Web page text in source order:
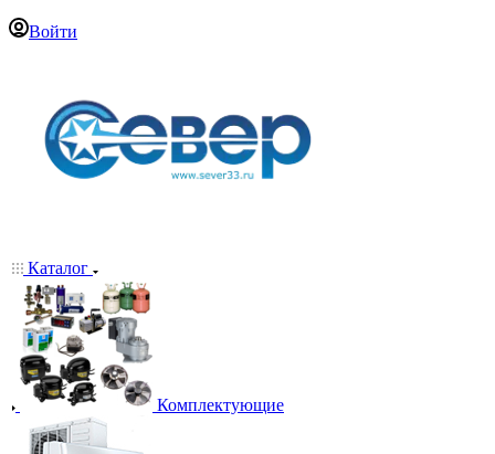
Войти
Каталог
Комплектующие